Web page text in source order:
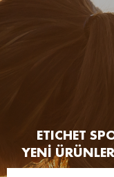
ETICHET
YENİ